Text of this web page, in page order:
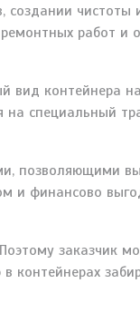
создании
работ и
вид контейнера
специальный
позволяющими
и финансово
заказчик